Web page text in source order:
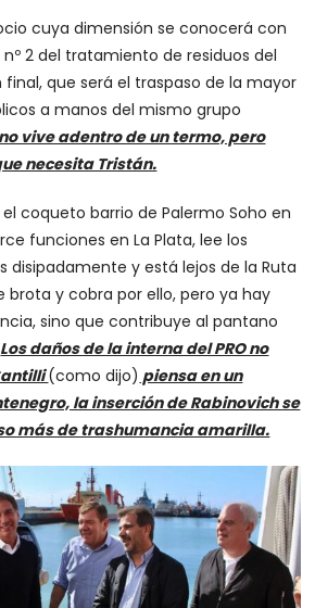
cuya dimensión se conocerá con
2 del tratamiento de residuos del
final, que será el traspaso de la mayor
a manos del mismo grupo
vive adentro de un termo, pero
necesita Tristán.
coqueto barrio de Palermo Soho en
funciones en La Plata, lee los
disipadamente y está lejos de la Ruta
brota y cobra por ello, pero ya hay
sino que contribuye al pantano
Los daños de la interna del PRO no
(como dijo) piensa en un
la inserción de Rabinovich se
más de trashumancia amarilla.